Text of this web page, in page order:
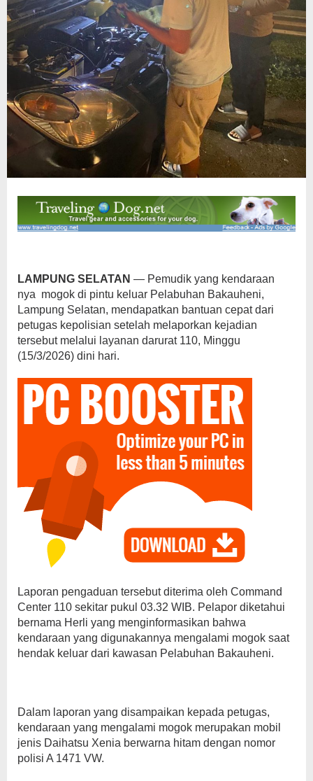
LA MPUNG SELATAN — Pemudik yang kendaraan
nya mogok di pintu keluar Pelabuhan Bakauheni,
Lampung Selatan, mendapatkan bantuan cepat dari
petugas kepolisian setelah melaporkan kejadian
tersebut melalui layanan darurat 110, Minggu
(15/3/2026) dini hari.
Laporan pengaduan tersebut diterima oleh Command
Center 110 sekitar pukul 03.32 WIB. Pelapor diketahui
bernama Herli yang menginformasikan bahwa
kendaraan yang digunakannya mengalami mogok saat
hendak keluar dari kawasan Pelabuhan Bakauheni.
Dalam laporan yang disampaikan kepada petugas,
kendaraan yang mengalami mogok merupakan mobil
jenis Daihatsu Xenia berwarna hitam dengan nomor
polisi A 1471 VW.